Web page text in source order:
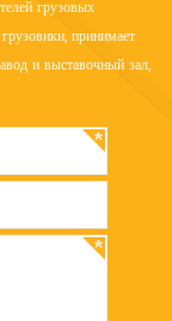
грузовых
принимает
и выставочный зал,